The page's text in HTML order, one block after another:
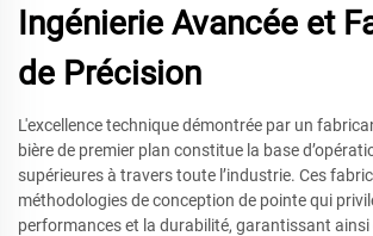
Ingénierie Avancée et
de Précision
L'excellence technique démontrée par un
bière de premier plan constitue la base
supérieures à travers toute l’industrie. Ces
méthodologies de conception de pointe qui
performances et la durabilité, garantissant ainsi